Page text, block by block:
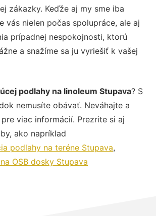
zákazky. Keďže aj my sme iba
vás nielen počas spolupráce, ale aj
prípadnej nespokojnosti, ktorú
a snažíme sa ju vyriešiť k vašej
podlahy na linoleum Stupava? S
nemusíte obávať. Neváhajte a
viac informácií. Prezrite si aj
ako napríklad
podlahy na teréne Stupava,
OSB dosky Stupava